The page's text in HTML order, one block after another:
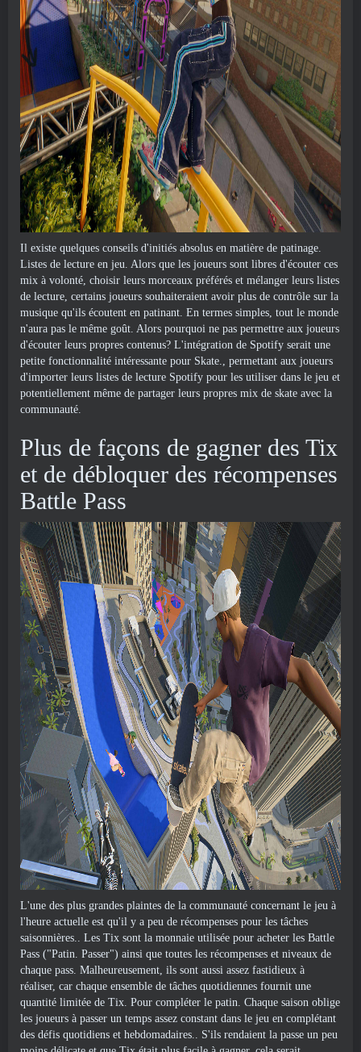
Il existe quelques conseils d'initiés absolus en matière de patinage.
Listes de lecture en jeu. Alors que les joueurs sont libres d'écouter ces
mix à volonté, choisir leurs morceaux préférés et mélanger leurs listes
de lecture, certains joueurs souhaiteraient avoir plus de contrôle sur la
musique qu'ils écoutent en patinant. En termes simples, tout le monde
n'aura pas le même goût. Alors pourquoi ne pas permettre aux joueurs
d'écouter leurs propres contenus? L'intégration de Spotify serait une
petite fonctionnalité intéressante pour Skate., permettant aux joueurs
d'importer leurs listes de lecture Spotify pour les utiliser dans le jeu et
potentiellement même de partager leurs propres mix de skate avec la
communauté.
Plus de façons de gagner des Tix
et de débloquer des récompenses
Battle Pass
L'une des plus grandes plaintes de la communauté concernant le jeu à
l'heure actuelle est qu'il y a peu de récompenses pour les tâches
saisonnières.. Les Tix sont la monnaie utilisée pour acheter les Battle
Pass ("Patin. Passer") ainsi que toutes les récompenses et niveaux de
chaque pass. Malheureusement, ils sont aussi assez fastidieux à
réaliser, car chaque ensemble de tâches quotidiennes fournit une
quantité limitée de Tix. Pour compléter le patin. Chaque saison oblige
les joueurs à passer un temps assez constant dans le jeu en complétant
des défis quotidiens et hebdomadaires.. S'ils rendaient la passe un peu